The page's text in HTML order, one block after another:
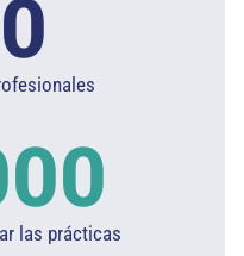
las prácticas